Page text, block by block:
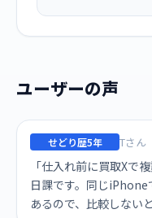
ユーザーの声
せどり歴5年 Tさん
「仕入れ前に買取Xで
日課です。同じ
あるので、比較しない